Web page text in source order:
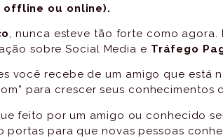
offline ou online).
, nunca esteve tão forte como agora.
sobre Social Media e Tráfego
você recebe de um amigo que está
para crescer seus conhecimentos
feito por um amigo ou conhecido
para que novas pessoas